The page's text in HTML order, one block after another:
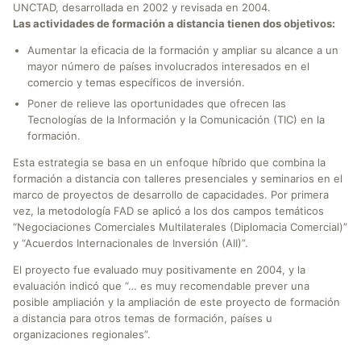
UNCTAD, desarrollada en 2002 y revisada en 2004.
Las actividades de formación a distancia tienen dos objetivos:
Aumentar la eficacia de la formación y ampliar su alcance a un
mayor número de países involucrados interesados en el
comercio y temas específicos de inversión.
Poner de relieve las oportunidades que ofrecen las
Tecnologías de la Información y la Comunicación (TIC) en la
formación.
Esta estrategia se basa en un enfoque híbrido que combina la
formación a distancia con talleres presenciales y seminarios en el
marco de proyectos de desarrollo de capacidades. Por primera
vez, la metodología FAD se aplicó a los dos campos temáticos
“Negociaciones Comerciales Multilaterales (Diplomacia Comercial)”
y “Acuerdos Internacionales de Inversión (AII)”.
El proyecto fue evaluado muy positivamente en 2004, y la
evaluación indicó que “… es muy recomendable prever una
posible ampliación y la ampliación de este proyecto de formación
a distancia para otros temas de formación, países u
organizaciones regionales”.